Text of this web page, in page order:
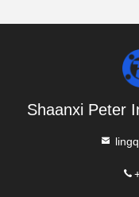
Shaanxi Peter